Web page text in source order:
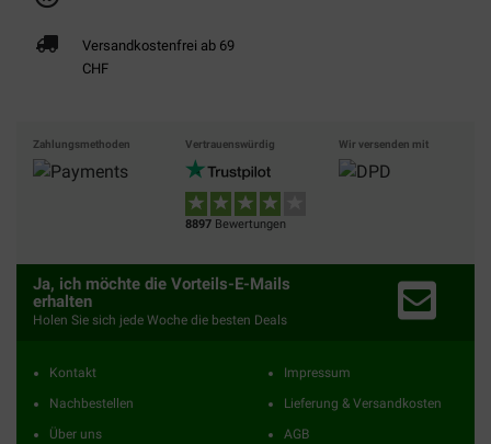
Versandkostenfrei ab 69
CHF
Zahlungsmethoden Vertrauenswürdig
8897 Bewertungen
Wir versenden mit
Ja, ich möchte die Vorteils-E-Mails
erhalten
Holen Sie sich jede Woche die besten Deals
Kontakt
Nachbestellen
Über uns
Impressum
Lieferung & Versandkosten
AGB